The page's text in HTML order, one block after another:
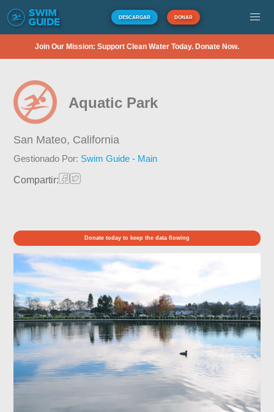
DESCARGAR DONAR
Join Our Mission: Support Clean Water Today. Donate Now.
Aquatic Park
San Mateo, California
Gestionado Por: Swim Guide - Main
Compartir:
Donate today to keep the data flowing